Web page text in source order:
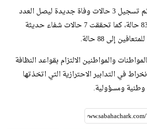
وأوضحت الوزارة أنه تم تسجيل 3 حالات وفاة جديدة ليصل العدد
الإجمالي للوفيات إلى 83 حالة، كما تحققت 7 حالات شفاء حديثة
إلى 88 حالة.
والمواطنين الالتزام بقواعد النظافة
في التدابير الاحترازية التي اتخذتها
وطنية ومسؤولية.